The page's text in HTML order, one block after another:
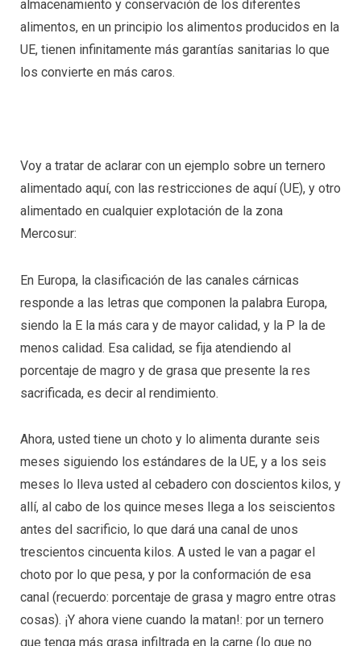
almacenamiento y conservación de los diferentes
alimentos, en un principio los alimentos producidos en la
UE, tienen infinitamente más garantías sanitarias lo que
los convierte en más caros.
Voy a tratar de aclarar con un ejemplo sobre un ternero
alimentado aquí, con las restricciones de aquí (UE), y otro
alimentado en cualquier explotación de la zona
Mercosur:
En Europa, la clasificación de las canales cárnicas
responde a las letras que componen la palabra Europa,
siendo la E la más cara y de mayor calidad, y la P la de
menos calidad. Esa calidad, se fija atendiendo al
porcentaje de magro y de grasa que presente la res
sacrificada, es decir al rendimiento.
Ahora, usted tiene un choto y lo alimenta durante seis
meses siguiendo los estándares de la UE, y a los seis
meses lo lleva usted al cebadero con doscientos kilos, y
allí, al cabo de los quince meses llega a los seiscientos
antes del sacrificio, lo que dará una canal de unos
trescientos cincuenta kilos. A usted le van a pagar el
choto por lo que pesa, y por la conformación de esa
canal (recuerdo: porcentaje de grasa y magro entre otras
cosas). ¡Y ahora viene cuando la matan!: por un ternero
que tenga más grasa infiltrada en la carne (lo que no